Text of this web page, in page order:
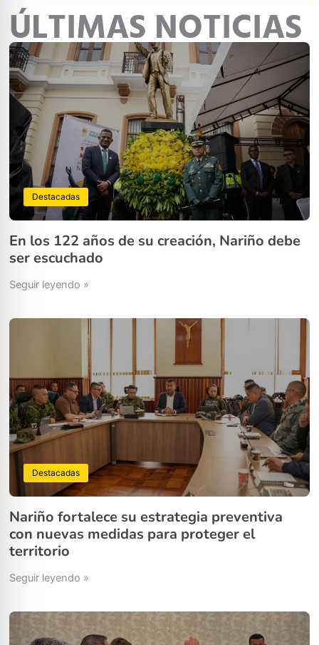
ÚLTIMAS NOTICIAS
Destacadas
En los 122 años de su creación, Nariño debe
ser escuchado
Seguir leyendo »
Destacadas
Nariño fortalece su estrategia preventiva
con nuevas medidas para proteger el
territorio
Seguir leyendo »